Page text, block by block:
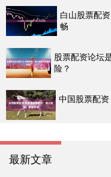
白山股票配
畅
股票配资论坛
险？
中国股票配
最新文章